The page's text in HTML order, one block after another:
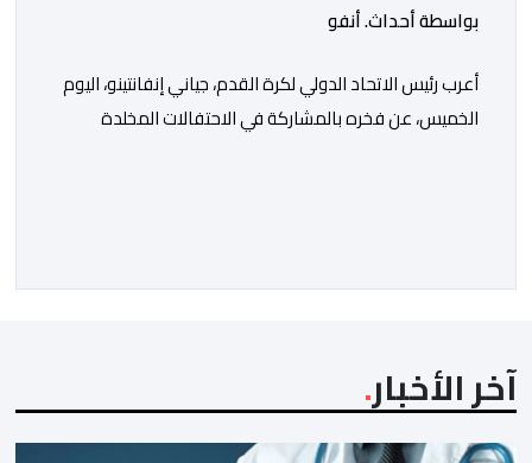
بواسطة أحداث. أنفو
أعرب رئيس الاتحاد الدولي لكرة القدم، جياني إنفانتينو، اليوم
الخميس، عن فخره بالمشاركة في الاحتفالات المخلدة
حفل الاستقبال الذي ترأسه صاحب […]
آخر الأخبار